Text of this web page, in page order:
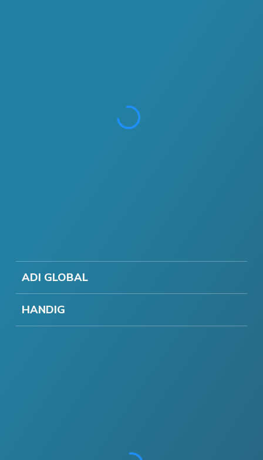
ADI GLOBAL
HANDIG